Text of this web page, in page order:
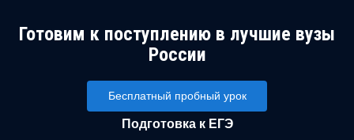
Готовим к поступлению в лучшие вузы
России
Бесплатный пробный урок
Подготовка к ЕГЭ